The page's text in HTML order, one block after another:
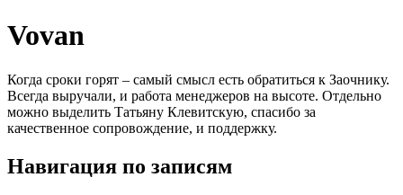
Vovan
Когда сроки горят – самый смысл есть обратиться к Заочнику.
Всегда выручали, и работа менеджеров на высоте. Отдельно
можно выделить Татьяну Клевитскую, спасибо за
качественное сопровождение, и поддержку.
Навигация по записям